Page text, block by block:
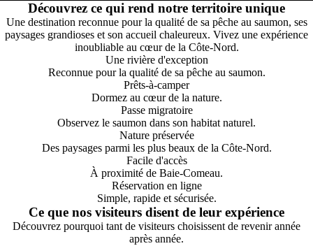
Découvrez ce qui rend notre territoire unique
Une destination reconnue pour la qualité de sa pêche au saumon, ses
paysages grandioses et son accueil chaleureux. Vivez une expérience
inoubliable au cœur de la Côte-Nord.
Une rivière d'exception
Reconnue pour la qualité de sa pêche au saumon.
Prêts-à-camper
Dormez au cœur de la nature.
Passe migratoire
Observez le saumon dans son habitat naturel.
Nature préservée
Des paysages parmi les plus beaux de la Côte-Nord.
Facile d'accès
À proximité de Baie-Comeau.
Réservation en ligne
Simple, rapide et sécurisée.
Ce que nos visiteurs disent de leur expérience
Découvrez pourquoi tant de visiteurs choisissent de revenir année
après année.